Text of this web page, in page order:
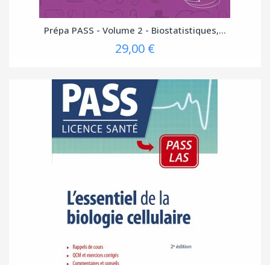
Prépa PASS - Volume 2 - Biostatistiques,...
29,00 €